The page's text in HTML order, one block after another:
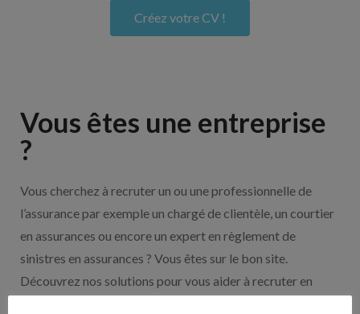
Créez votre CV !
Vous êtes une entreprise
?
Vous cherchez à recruter un ou une professionnelle de
l’assurance par exemple un chargé de clientèle, un courtier
en assurances ou encore un expert en règlement de
sinistres en assurances ? Vous êtes sur le bon site.
Découvrez nos solutions pour vous aider à recruter en